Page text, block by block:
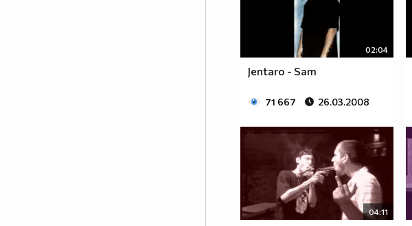
02:04
Jentaro - Sam
71 667 26.03.2008
04:11